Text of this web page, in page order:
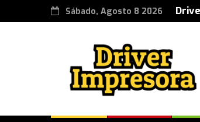
Sábado, Agosto 8 2026